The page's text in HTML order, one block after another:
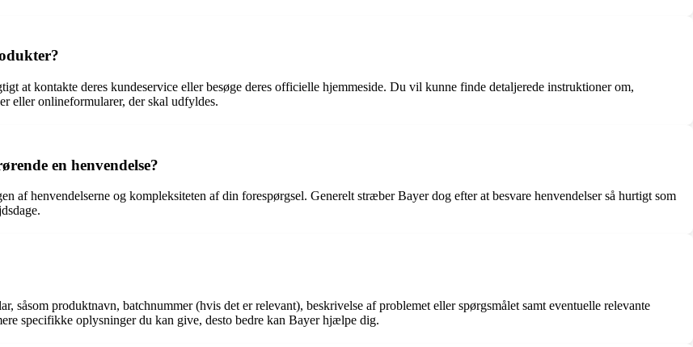
at kontakte deres kundeservice eller besøge deres officielle hjemmeside. Du vil kunne finde detaljerede instruktioner om,
eller onlineformularer, der skal udfyldes.
en henvendelse?
af henvendelserne og kompleksiteten af din forespørgsel. Generelt stræber Bayer dog efter at besvare henvendelser så hurtigt som
såsom produktnavn, batchnummer (hvis det er relevant), beskrivelse af problemet eller spørgsmålet samt eventuelle relevante
specifikke oplysninger du kan give, desto bedre kan Bayer hjælpe dig.